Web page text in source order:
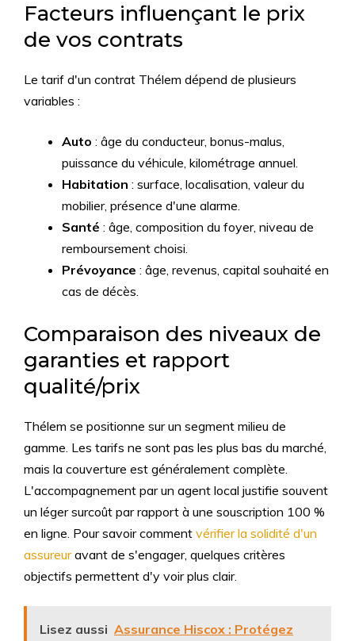
Facteurs influençant le prix
de vos contrats
Le tarif d'un contrat Thélem dépend de plusieurs
variables :
Auto : âge du conducteur, bonus-malus,
puissance du véhicule, kilométrage annuel.
Habitation : surface, localisation, valeur du
mobilier, présence d'une alarme.
Santé : âge, composition du foyer, niveau de
remboursement choisi.
Prévoyance : âge, revenus, capital souhaité en
cas de décès.
Comparaison des niveaux de
garanties et rapport
qualité/prix
Thélem se positionne sur un segment milieu de
gamme. Les tarifs ne sont pas les plus bas du marché,
mais la couverture est généralement complète.
L'accompagnement par un agent local justifie souvent
un léger surcoût par rapport à une souscription 100 %
en ligne. Pour savoir comment vérifier la solidité d'un
assureuravant de s'engager, quelques critères
objectifs permettent d'y voir plus clair.
Lisez aussi Assurance Hiscox : Protégez